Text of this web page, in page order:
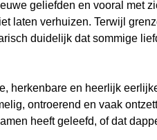
geliefden en vooral met
laten verhuizen. Terwijl
duidelijk dat sommige
herkenbare en heerlijk
ontroerend en vaak
heeft geleefd, of dat